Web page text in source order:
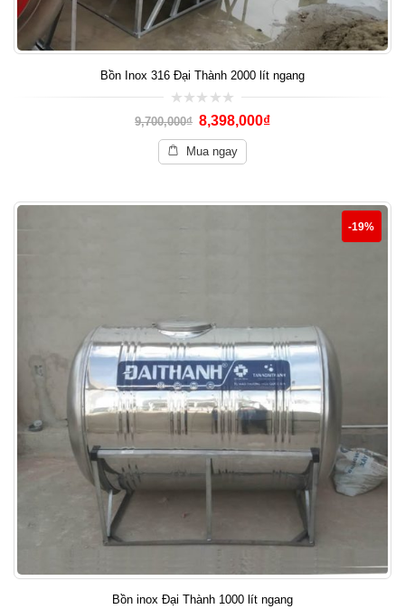
Bồn Inox 316 Đại Thành 2000 lít ngang
0
out
of
5
9,700,000₫ 8,398,000₫
Mua ngay
-19%
Bồn inox Đại Thành 1000 lít ngang